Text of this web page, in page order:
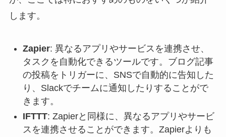
します。
Zapier: 異なるアプリやサービスを連携させ、
タスクを自動化できるツールです。ブログ記事
の投稿をトリガーに、SNSで自動的に告知した
り、Slackでチームに通知したりすることがで
きます。
IFTTT: Zapierと同様に、異なるアプリやサービ
スを連携させることができます。Zapierよりも